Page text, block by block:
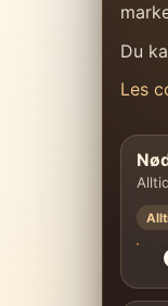
Du
Les